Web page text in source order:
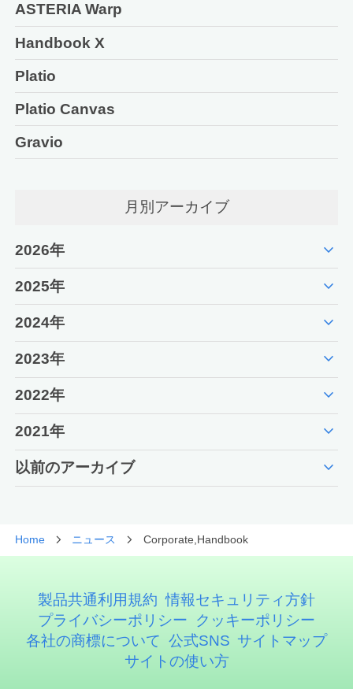
ASTERIA Warp
Handbook X
Platio
Platio Canvas
Gravio
月別アーカイブ
2026年 expand_more
2025年 expand_more
2024年 expand_more
2023年 expand_more
2022年 expand_more
2021年 expand_more
以前のアーカイブ expand_more
Home ニュース Corporate,Handbook
製品共通利用規約 情報セキュリティ方針
プライバシーポリシー
クッキーポリシー
各社の商標について 公式SNS サイトマップ
サイトの使い方